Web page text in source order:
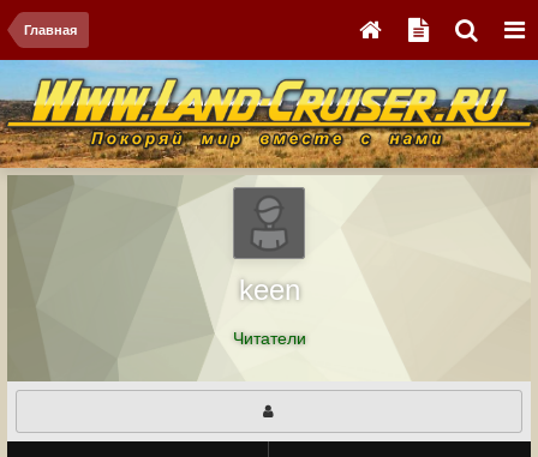
Главная
keen
Читатели